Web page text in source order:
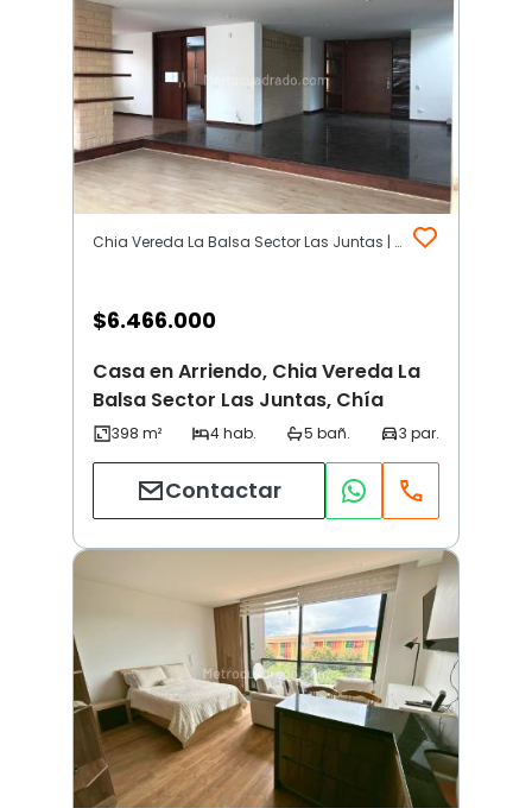
Chia Vereda La Balsa Sector Las Juntas | Chía
$6.466.000
Casa en Arriendo, Chia Vereda La
Balsa Sector Las Juntas, Chía
Contactar